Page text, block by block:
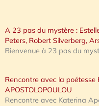
A 23 pas du mystère :
Peters, Robert Silverberg,
Bienvenue à 23 pas du
Rencontre avec la poétesse
APOSTOLOPOULOU
Rencontre avec Katerina